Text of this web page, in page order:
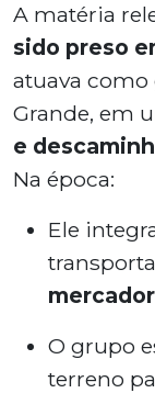
A matéria
sido preso
atuava
Grande, em
e
Na época:
Ele
O grupo
terreno